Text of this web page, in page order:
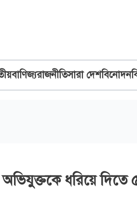
বাণিজ্যরাজনীতিসারা দেশবিনোদন
অভিযুক্তকে ধরিয়ে দিতে